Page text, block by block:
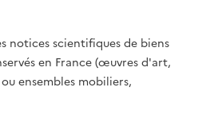
notices scientifiques de biens
en France (œuvres d'art,
ensembles mobiliers,